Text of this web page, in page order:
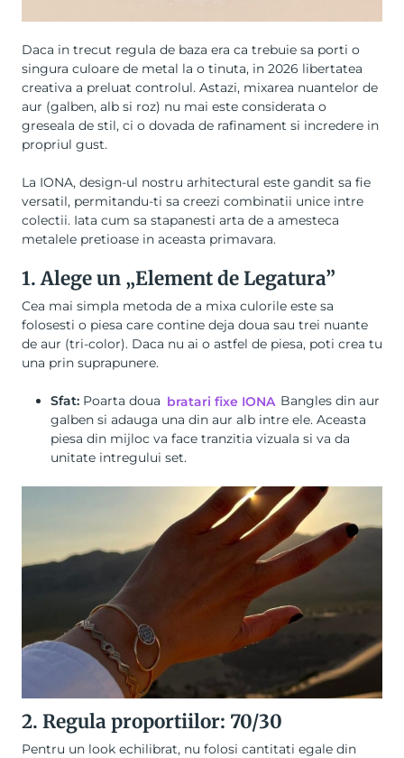
Daca in trecut regula de baza era ca trebuie sa porti o
singura culoare de metal la o tinuta, in 2026 libertatea
creativa a preluat controlul. Astazi, mixarea nuantelor de
aur (galben, alb si roz) nu mai este considerata o
greseala de stil, ci o dovada de rafinament si incredere in
propriul gust.
La IONA, design-ul nostru arhitectural este gandit sa fie
versatil, permitandu-ti sa creezi combinatii unice intre
colectii. Iata cum sa stapanesti arta de a amesteca
metalele pretioase in aceasta primavara.
1. Alege un „Element de Legatura”
Cea mai simpla metoda de a mixa culorile este sa
folosesti o piesa care contine deja doua sau trei nuante
de aur (tri-color). Daca nu ai o astfel de piesa, poti crea tu
una prin suprapunere.
Sfat: Poarta doua bratari fixe IONA Bangles din aur
galben si adauga una din aur alb intre ele. Aceasta
piesa din mijloc va face tranzitia vizuala si va da
unitate intregului set.
2. Regula proportiilor: 70/30
Pentru un look echilibrat, nu folosi cantitati egale din